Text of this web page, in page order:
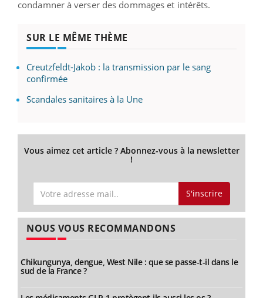
condamner à verser des dommages et intérêts.
SUR LE MÊME THÈME
Creutzfeldt-Jakob : la transmission par le sang
confirmée
Scandales sanitaires à la Une
Vous aimez cet article ? Abonnez-vous à la newsletter
!
S'inscrire
NOUS VOUS RECOMMANDONS
Chikungunya, dengue, West Nile : que se passe-t-il dans le
sud de la France ?